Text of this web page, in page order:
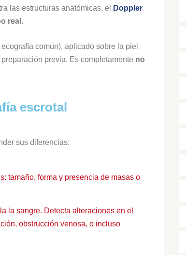
las estructuras anatómicas, el
Doppler
real .
común), aplicado sobre la piel
previa. Es completamente no
escrotal
sus diferencias:
tamaño, forma y presencia de masas o
la sangre. Detecta alteraciones en el
obstrucción venosa, o incluso